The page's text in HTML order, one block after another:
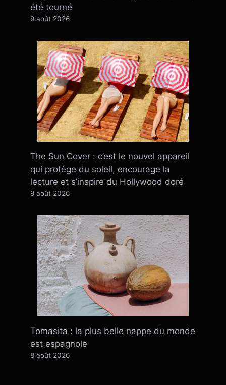
été tourné
9 août 2026
The Sun Cover : c’est le nouvel appareil
qui protège du soleil, encourage la
lecture et s’inspire du Hollywood doré
9 août 2026
Tomasita : la plus belle nappe du monde
est espagnole
8 août 2026